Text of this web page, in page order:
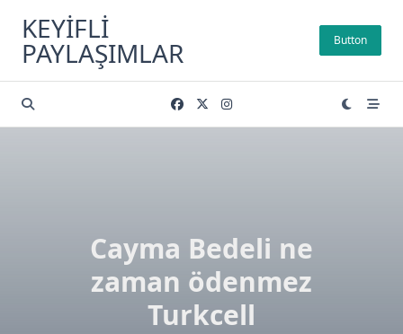
content
KEYIFLI
PAYLAŞIMLAR Button
Cayma Bedeli ne
zaman ödenmez
Turkcell